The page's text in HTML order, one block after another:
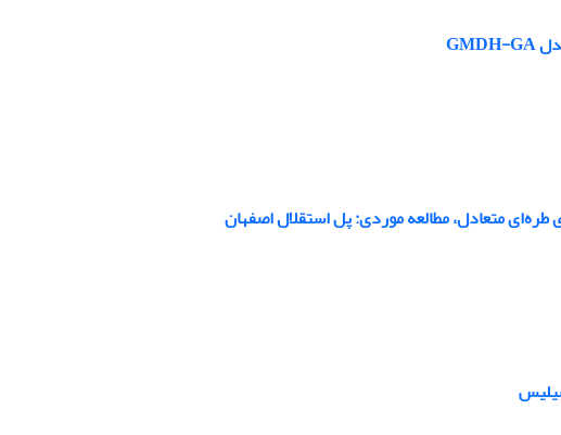
متعادل، مطالعه موردی: پل استقلال اصفهان